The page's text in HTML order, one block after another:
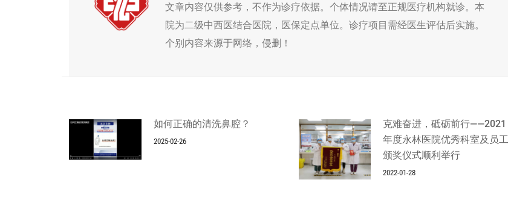
文章内容仅供参考，不作为诊疗依据。个体情况请至正规医疗机构就诊。本
院为二级中西医结合医院，医保定点单位。诊疗项目需经医生评估后实施。
个别内容来源于网络，侵删！
如何正确的清洗鼻腔？
2025-02-26
克难奋进，砥砺前行——2021
年度永林医院优秀科室及员工
颁奖仪式顺利举行
2022-01-28